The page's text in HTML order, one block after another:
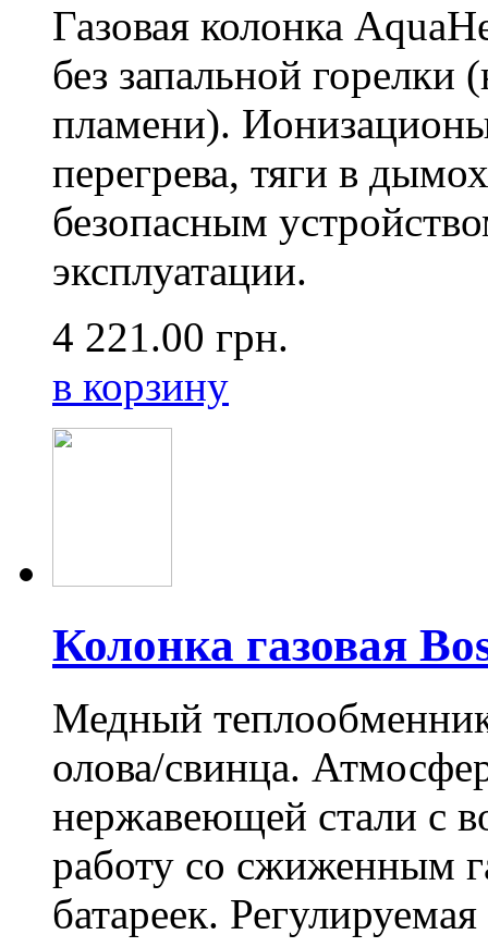
Газовая колонка
без запальной горелки
пламени).
перегрева, тяги в
безопасным
эксплуатации.
4 221.00 грн.
в корзину
Колонка газовая
Медный
олова/свинца.
нержавеющей стали с
работу со сжиженным
батареек.